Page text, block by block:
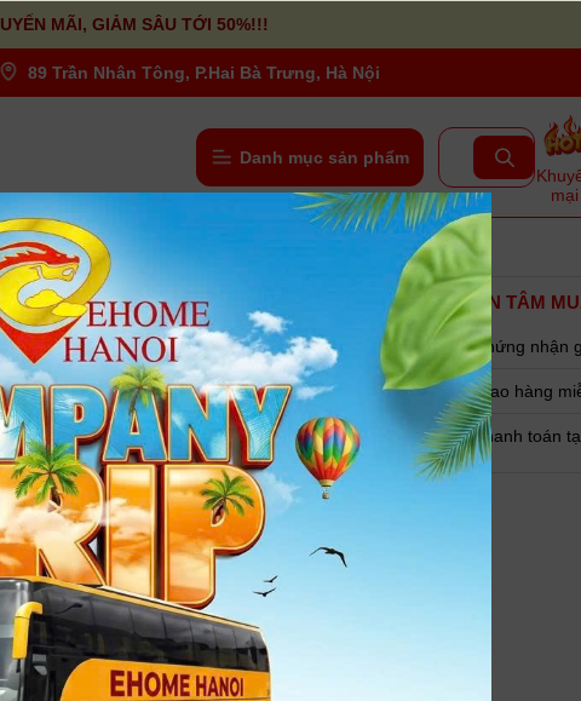
MÃI, GIẢM SÂU TỚI 50%!!!
89 Trần Nhân Tông, P.Hai Bà Trưng, Hà Nội
Danh mục sản phẩm
mại
sạc cao cấp Micro HR03 AAA-
| Tình trạng:Có hàng
Thế Giới Pin
AAA
chính hãng toàn quốc
90.000 đ [Giá chưa bao gồm VAT]
YÊN TÂM
Chứng nhận
Giao hàng
Thanh toán